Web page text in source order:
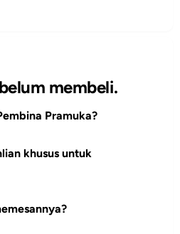
membeli.
Pramuka?
khusus untuk